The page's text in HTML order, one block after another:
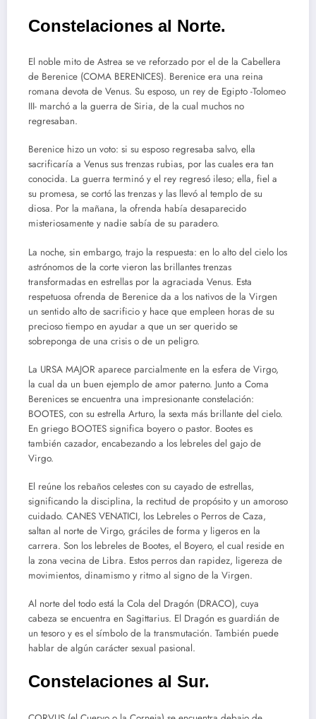
Constelaciones al Norte.
El noble mito de Astrea se ve reforzado por el de la Cabellera
de Berenice (COMA BERENICES). Berenice era una reina
romana devota de Venus. Su esposo, un rey de Egipto -Tolomeo
III- marchó a la guerra de Siria, de la cual muchos no
regresaban.
Berenice hizo un voto: si su esposo regresaba salvo, ella
sacrificaría a Venus sus trenzas rubias, por las cuales era tan
conocida. La guerra terminó y el rey regresó ileso; ella, fiel a
su promesa, se cortó las trenzas y las llevó al templo de su
diosa. Por la mañana, la ofrenda había desaparecido
misteriosamente y nadie sabía de su paradero.
La noche, sin embargo, trajo la respuesta: en lo alto del cielo los
astrónomos de la corte vieron las brillantes trenzas
transformadas en estrellas por la agraciada Venus. Esta
respetuosa ofrenda de Berenice da a los nativos de la Virgen
un sentido alto de sacrificio y hace que empleen horas de su
precioso tiempo en ayudar a que un ser querido se
sobreponga de una crisis o de un peligro.
La URSA MAJOR aparece parcialmente en la esfera de Virgo,
la cual da un buen ejemplo de amor paterno. Junto a Coma
Berenices se encuentra una impresionante constelación:
BOOTES, con su estrella Arturo, la sexta más brillante del cielo.
En griego BOOTES significa boyero o pastor. Bootes es
también cazador, encabezando a los lebreles del gajo de
Virgo.
El reúne los rebaños celestes con su cayado de estrellas,
significando la disciplina, la rectitud de propósito y un amoroso
cuidado. CANES VENATICI, los Lebreles o Perros de Caza,
saltan al norte de Virgo, gráciles de forma y ligeros en la
carrera. Son los lebreles de Bootes, el Boyero, el cual reside en
la zona vecina de Libra. Estos perros dan rapidez, ligereza de
movimientos, dinamismo y ritmo al signo de la Virgen.
Al norte del todo está la Cola del Dragón (DRACO), cuya
cabeza se encuentra en Sagittarius. El Dragón es guardián de
un tesoro y es el símbolo de la transmutación. También puede
hablar de algún carácter sexual pasional.
Constelaciones al Sur.